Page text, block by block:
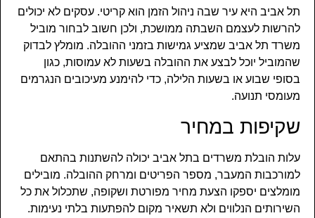
תל אביב היא עיר שבה ניהול הזמן הוא קריטי. עסקים לא יכולים
להרשות לעצמם השבתה ממושכת, ולכן חשוב לבחור מוביל
משרד תל אביב שמציע גמישות בזמני ההובלה. מומלץ לבדוק
שהמוביל יוכל לבצע את ההובלה בשעות לא עמוסות, כגון
בסופי שבוע או בשעות הלילה, כדי להימנע מעיכובים הנגרמים
מעומסי תנועה.
שקיפות במחיר
עלות הובלת משרדים בתל אביב יכולה להשתנות בהתאם
למורכבות המעבר, מספר הפריטים ומרחק ההובלה. מובילים
מומלצים יספקו הצעת מחיר מפורטת ושקופה, שתכלול את כל
השירותים הנלווים ולא תשאיר מקום להפתעות בלתי נעימות.